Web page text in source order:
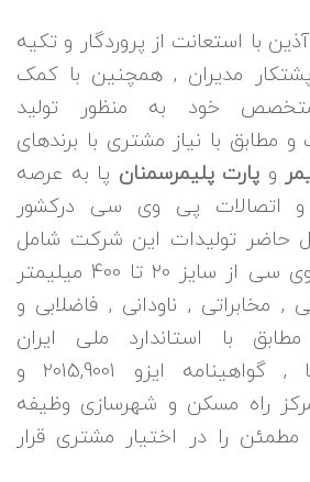
با استعانت از پروردگار و تکیه
مدیران , همچنین با کمک
خود به منظور تولید
مطابق با نیاز مشتری با برندهای
و پارت پلیمرسمنان پا به عرصه
و اتصالات پی وی سی درکشور
حاضر تولیدات این شرکت شامل
لوله و اتصالات پی وی سی از سایز 20 تا 400 میلیمتر
مخابراتی , ناودانی , فاضلابی و
با استاندارد ملی ایران
,استاندارد CE اروپا , گواهینامه ایزو 2015,9001 و
راه مسکن و شهرسازی وظیفه
را در اختیار مشتری قرار